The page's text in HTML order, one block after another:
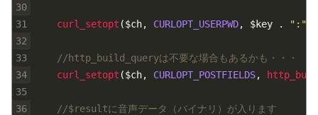
30
31
32
33
34
35
36
curl_setopt ($ch, CURLOPT_USERPWD, $key . ":"
//http_build_queryは不要な場合もあるかも・・・
curl_setopt ($ch, CURLOPT_POSTFIELDS,
//$resultに音声データ（バイナリ）が入ります